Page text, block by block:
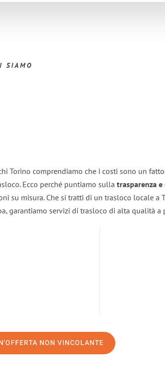
SIAMO
Torino comprendiamo che i costi sono un
Ecco perché puntiamo sulla trasparenza
su misura. Che si tratti di un trasloco locale a
garantiamo servizi di trasloco di alta qualità a
NON VINCOLANTE